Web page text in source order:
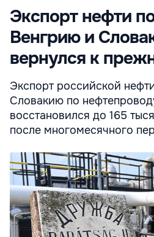
Экспорт нефти
Венгрию и
вернулся к
Экспорт российской
Словакию по
восстановился до 165
после многомесячного